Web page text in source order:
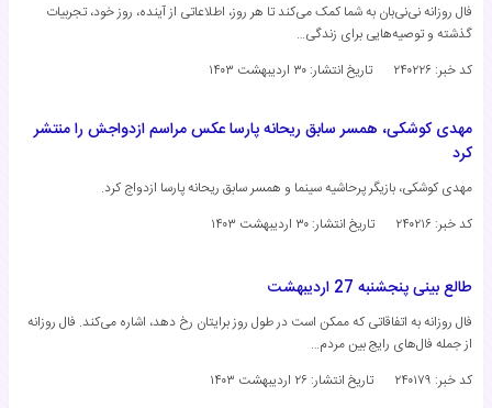
فال روزانه نی‌نی‌بان به شما کمک می‌کند تا هر روز، اطلاعاتی از آینده، روز خود، تجربیات
گذشته و توصیه‌هایی برای زندگی…
کد خبر: ۲۴۰۲۲۶
تاریخ انتشار: ۳۰ اردیبهشت ۱۴۰۳
مهدی کوشکی، همسر سابق ریحانه پارسا عکس مراسم ازدواجش را منتشر
کرد
مهدی کوشکی، بازیگر پرحاشیه سینما و همسر سابق ریحانه پارسا ازدواج کرد.
کد خبر: ۲۴۰۲۱۶
تاریخ انتشار: ۳۰ اردیبهشت ۱۴۰۳
طالع بینی پنجشنبه 27 اردیبهشت
فال روزانه به اتفاقاتی که ممکن است در طول روز برایتان رخ دهد، اشاره می‌کند. فال روزانه
از جمله فال‌های رایج بین مردم…
کد خبر: ۲۴۰۱۷۹
تاریخ انتشار: ۲۶ اردیبهشت ۱۴۰۳